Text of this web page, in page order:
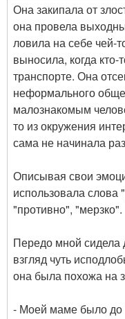
Она закипала от
она провела
ловила на себе чей-
выносила, когда кто-
транспорте. Она
неформального
малознакомым
то из окружения
сама не начинала
Описывая свои
использовала слова
"противно", "мерзко".
Передо мной сидела
взгляд чуть
она была похожа на
- Моей маме было до